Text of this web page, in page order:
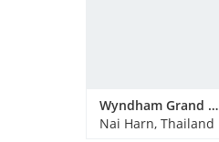
Wyndham Grand Nai Harn Beach Phuket
Nai Harn, Thailand